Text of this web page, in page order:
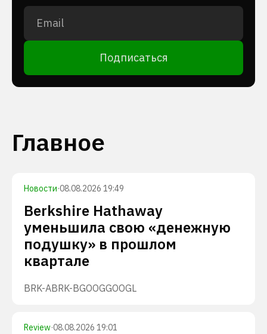
Подписаться
Главное
Новости·08.08.2026 19:49
Berkshire Hathaway
уменьшила свою «денежную
подушку» в прошлом
квартале
BRK-ABRK-BGOOGGOOGL
Review·08.08.2026 19:01